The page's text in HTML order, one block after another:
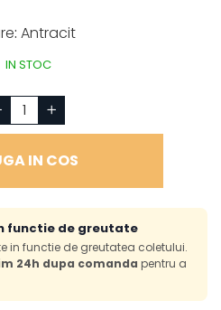
: Antracit
IN STOC
IN COS
functie de greutate
in functie de greutatea coletului.
24h dupa comanda pentru a